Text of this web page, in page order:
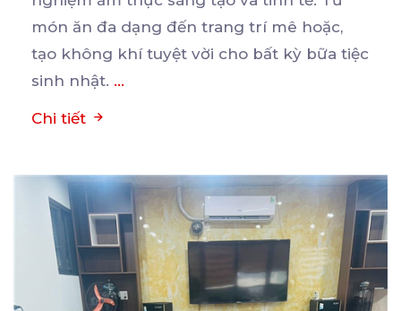
món ăn đa dạng đến trang trí mê hoặc,
tạo không khí tuyệt vời cho bất kỳ bữa tiệc
sinh nhật. ...
Chi tiết